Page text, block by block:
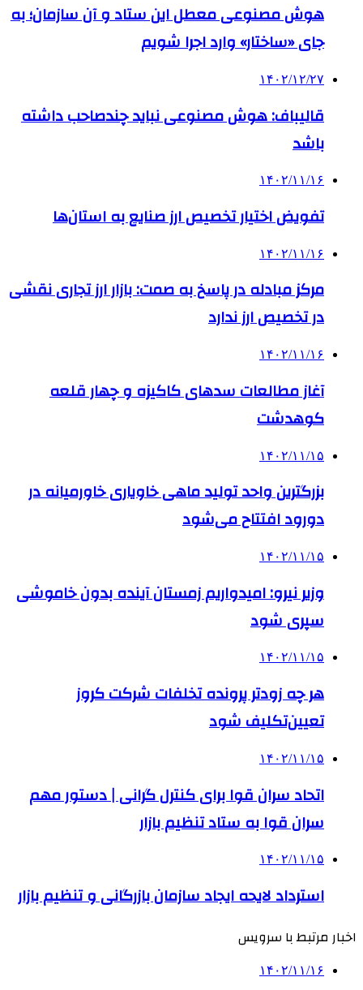
هوش مصنوعی معطل این ستاد و آن سازمان؛ به
جای «ساختار» وارد اجرا شویم
۱۴۰۲/۱۲/۲۷
قالیباف: هوش مصنوعی نباید چندصاحب داشته
باشد
۱۴۰۲/۱۱/۱۶
تفویض اختیار تخصیص ارز صنایع به استان‌ها
۱۴۰۲/۱۱/۱۶
مرکز مبادله در پاسخ به صمت: بازار ارز تجاری نقشی
در تخصیص ارز ندارد
۱۴۰۲/۱۱/۱۶
آغاز مطالعات سدهای کاکیزه و چهار قلعه
کوهدشت
۱۴۰۲/۱۱/۱۵
بزرگترین واحد تولید ماهی خاویاری خاورمیانه در
دورود افتتاح می‌شود
۱۴۰۲/۱۱/۱۵
وزیر نیرو: امیدواریم زمستان آینده بدون خاموشی
سپری شود
۱۴۰۲/۱۱/۱۵
هر چه زودتر پرونده تخلفات شرکت کروز
تعیین‌تکلیف شود
۱۴۰۲/۱۱/۱۵
اتحاد سران قوا برای کنترل گرانی | دستور مهم
سران قوا به ستاد تنظیم بازار
۱۴۰۲/۱۱/۱۵
استرداد لایحه ایجاد سازمان بازرگانی و تنظیم بازار
اخبار مرتبط با سرویس
۱۴۰۲/۱۱/۱۶